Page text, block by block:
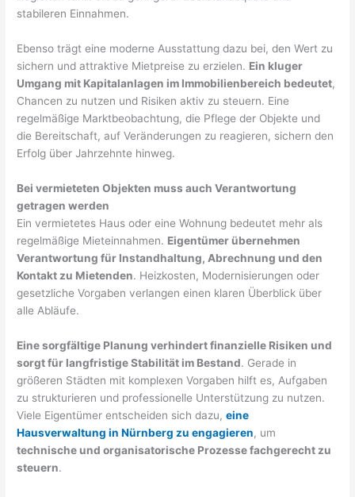
stabileren Einnahmen.
Ebenso trägt eine moderne Ausstattung dazu bei, den Wert zu
sichern und attraktive Mietpreise zu erzielen. Ein kluger
Umgang mit Kapitalanlagen im Immobilienbereich bedeutet,
Chancen zu nutzen und Risiken aktiv zu steuern. Eine
regelmäßige Marktbeobachtung, die Pflege der Objekte und
die Bereitschaft, auf Veränderungen zu reagieren, sichern den
Erfolg über Jahrzehnte hinweg.
Bei vermieteten Objekten muss auch Verantwortung
getragen werden
Ein vermietetes Haus oder eine Wohnung bedeutet mehr als
regelmäßige Mieteinnahmen. Eigentümer übernehmen
Verantwortung für Instandhaltung, Abrechnung und den
Kontakt zu Mietenden. Heizkosten, Modernisierungen oder
gesetzliche Vorgaben verlangen einen klaren Überblick über
alle Abläufe.
Eine sorgfältige Planung verhindert finanzielle Risiken und
sorgt für langfristige Stabilität im Bestand. Gerade in
größeren Städten mit komplexen Vorgaben hilft es, Aufgaben
zu strukturieren und professionelle Unterstützung zu nutzen.
Viele Eigentümer entscheiden sich dazu,eine
Hausverwaltung in Nürnberg zu engagieren, um
technische und organisatorische Prozesse fachgerecht zu
steuern.